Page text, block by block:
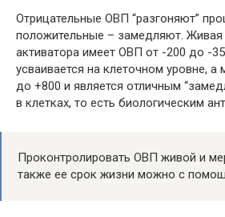
Отрицательные ОВП “разгоняют”
положительные – замедляют. Живая
активатора имеет ОВП от -200 до -
усваивается на клеточном уровне,
до +800 и является отличным
в клетках, то есть биологическим
Проконтролировать ОВП живой и
также ее срок жизни можно с